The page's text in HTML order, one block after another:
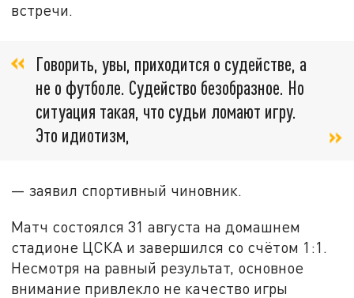
встречи.
Говорить, увы, приходится о судействе, а
не о футболе. Судейство безобразное. Но
ситуация такая, что судьи ломают игру.
Это идиотизм,
— заявил спортивный чиновник.
Матч состоялся 31 августа на домашнем
стадионе ЦСКА и завершился со счётом 1:1.
Несмотря на равный результат, основное
внимание привлекло не качество игры